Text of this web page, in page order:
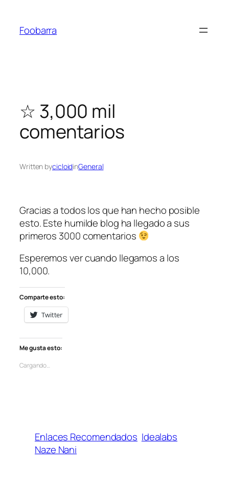
contenido
Foobarra
☆ 3,000 mil
comentarios
Written bycicloidinGeneral
Gracias a todos los que han hecho posible
esto. Este humilde blog ha llegado a sus
primeros 3000 comentarios
Esperemos ver cuando llegamos a los
10,000.
Comparte esto:
Twitter
Me gusta esto:
Cargando…
Enlaces Recomendados Idealabs
Naze Nani